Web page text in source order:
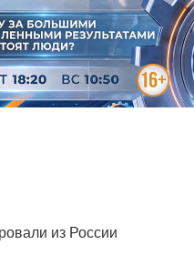
из России